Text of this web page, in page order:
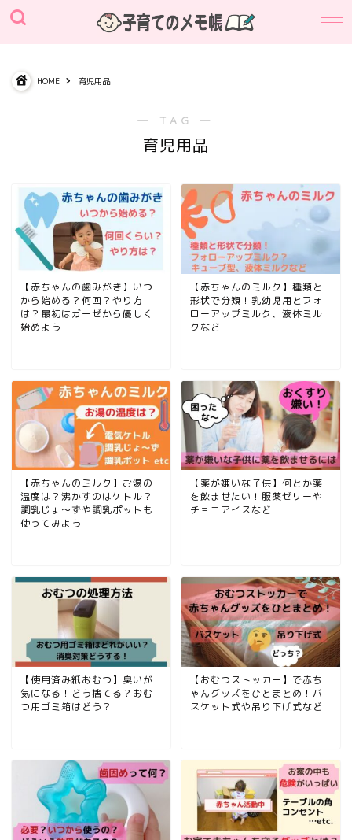
HOME 育児用品
― TAG ―
育児用品
【赤ちゃんの歯みがき】いつ
から始める？何回？やり方
は？最初はガーゼから優しく
始めよう
【赤ちゃんのミルク】種類と
形状で分類！乳幼児用とフォ
ローアップミルク、液体ミル
クなど
【赤ちゃんのミルク】お湯の
温度は？沸かすのはケトル？
調乳じょ〜ずや調乳ポットも
使ってみよう
【薬が嫌いな子供】何とか薬
を飲ませたい！服薬ゼリーや
チョコアイスなど
【使用済み紙おむつ】臭いが
気になる！どう捨てる？おむ
つ用ゴミ箱はどう？
【おむつストッカー】で赤ち
ゃんグッズをひとまとめ！バ
スケット式や吊り下げ式など